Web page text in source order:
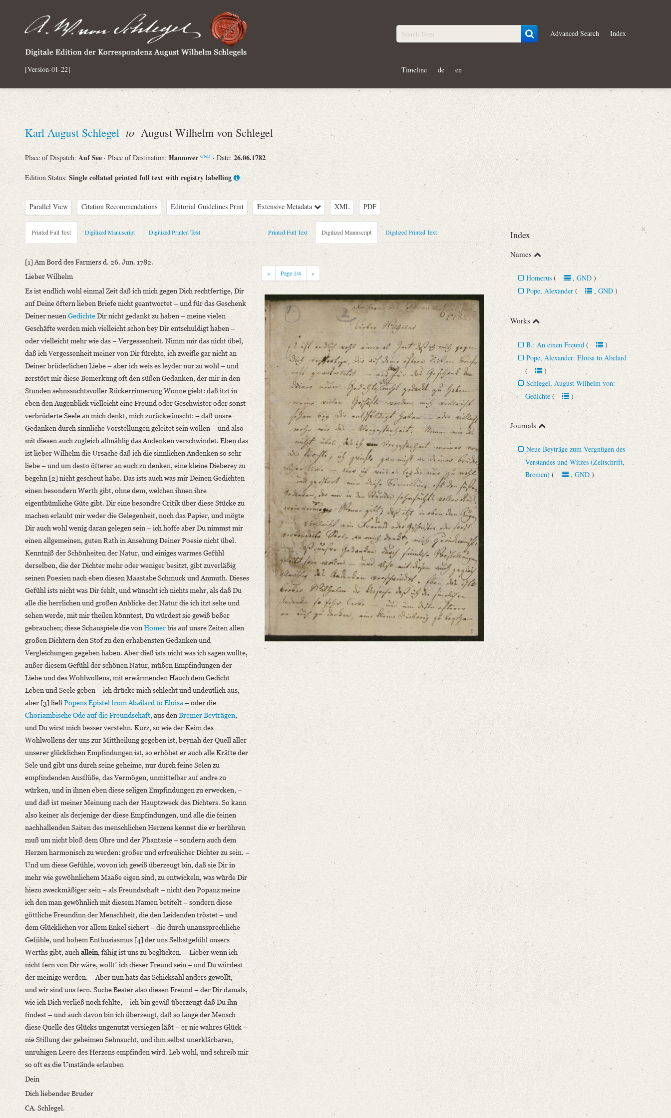
[Version-01-22]
Advanced Search Index
Timeline de en
Karl August Schlegel to August Wilhelm von Schlegel
Place of Dispatch: Auf See · Place of Destination: Hannover GND · Date: 26.06.1782
Edition Status: Single collated printed full text with registry labelling
Parallel View Citation Recommendations Editorial Guidelines Print Extensive Metadata XML PDF
Metadata Concerning Header
Sender: Karl August Schlegel
Recipient: August Wilhelm von Schlegel
Place of Dispatch: Auf See
Place of Destination: Hannover
Date: 26.06.1782
Notations: Empfangsort erschlossen.
Printed Text
Provider: Dresden, Sächsische Landesbibliothek - Staats- und Universitätsbibliothek
OAI Id: 362895996
Bibliography: Walzel, Oskar: Neue Quellen zur Geschichte der älteren romantischen Schule. In: Zeitschrift für die österreichischen Gymnasien 43 (1892), S. 289‒291.
Incipit: „[1] Am Bord des Farmers d. 26. Jun. 1782.
Lieber Wilhelm
Es ist endlich wohl einmal Zeit daß ich mich gegen Dich rechtfertige, [...]“
Manuscript
Provider: Dresden, Sächsische Landesbibliothek - Staats- und Universitätsbibliothek
OAI Id: DE-611-36905
Classification Number: Mscr.Dresd.e.90,XIX,Bd.22,Nr.1
Number of Pages: 4 S. auf Doppelbl., hs. m. U.
Format: 18,7 x 11,6 cm
Language
German
Printed Full Text Digitized Manuscript Digitized Printed Text
[1] Am Bord des Farmers d. 26. Jun. 1782.
Lieber Wilhelm
Es ist endlich wohl einmal Zeit daß ich mich gegen Dich rechtfertige, Dir
auf Deine öftern lieben Briefe nicht geantwortet – und für das Geschenk
Deiner neuenGedichteDir nicht gedankt zu haben – meine vielen
Geschäfte werden mich vielleicht schon bey Dir entschuldigt haben –
oder vielleicht mehr wie das – Vergessenheit. Nimm mir das nicht übel,
daß ich Vergessenheit meiner von Dir fürchte, ich zweifle gar nicht an
Deiner brüderlichen Liebe – aber ich weis es leyder nur zu wohl – und
zerstört mir diese Bemerkung oft den süßen Gedanken, der mir in den
Stunden sehnssuchtsvoller Rückerrinnerung Wonne giebt: daß itzt in
eben den Augenblick vielleicht eine Freund oder Geschwister oder sonst
verbrüderte Seele an mich denkt, mich zurückwünscht: – daß unsre
Gedanken durch sinnliche Vorstellungen geleitet sein wollen – und also
mit diesen auch zugleich allmählig das Andenken verschwindet. Eben das
ist lieber Wilhelm die Ursache daß ich die sinnlichen Andenken so sehr
liebe – und um desto öfterer an euch zu denken, eine kleine Dieberey zu
begehn [2] nicht gescheut habe. Das ists auch was mir Deinen Gedichten
einen besondern Werth gibt, ohne dem, welchen ihnen ihre
eigenthümliche Güte gibt. Dir eine besondre Critik über diese Stücke zu
machen erlaubt mir weder die Gelegenheit, noch das Papier, und mögte
Dir auch wohl wenig daran gelegen sein –ich hoffe aber Du nimmst mir
einen allgemeinen, guten Rath in Ansehung Deiner Poesie nicht übel.
Kenntniß der Schönheiten der Natur, und einiges warmes Gefühl
derselben, die der Dichter mehr oder weniger besitzt, gibt zuverläßig
seinen Poesien nach eben diesen Maastabe Schmuck und Anmuth. Dieses
Gefühl ists nicht was Dir fehlt, und wünscht ich nichts mehr, als daß Du
alle die herrlichen und großen Anblicke der Natur die ich itzt sehe und
sehen werde, mit mir theilen könntest, Du würdest sie gewiß beßer
gebrauchen; diese Schauspiele die vonHomerbis auf unsre Zeiten allen
großen Dichtern den Stof zu den erhabensten Gedanken und
Vergleichungen gegeben haben. Aber dieß ists nicht was ich sagen wollte,
außer diesem Gefühl der schönen Natur, müßen Empfindungen der
Liebe und des Wohlwollens, mit erwärmenden Hauch dem Gedicht
Leben und Seele geben – ich drücke mich schlecht und undeutlich aus,
aber [3] ließPopensEpistel from Abailard to Eloisa – oder die
Choriambische Ode auf die Freundschaft, aus denBremer Beyträgen,
und Du wirst mich besser verstehn. Kurz, so wie der Keim des
Wohlwollens der uns zur Mittheilung gegeben ist, beynah der Quell aller
unserer glücklichen Empfindungen ist, so erhöhet er auch alle Kräfte der
Sele und gibt uns durch seine geheime, nur durch feine Selen zu
empfindenden Ausflüße, das Vermögen, unmittelbar auf andre zu
würken, und in ihnen eben diese seligen Empfindungen zu erwecken, –
und daß ist meiner Meinung nach der Hauptzweck des Dichters. So kann
also keiner als derjenige der diese Empfindungen, und alle die feinen
nachhallenden Saiten des menschlichen Herzens kennet die er berühren
muß um nicht bloß dem Ohre und der Phantasie – sondern auch dem
Herzen harmonisch zu werden: großer und erfreulicher Dichter zu sein. –
Und um diese Gefühle, wovon ich gewiß überzeugt bin, daß sie Dir in
mehr wie gewöhnlichem Maaße eigen sind, zu entwickeln, was würde Dir
hiezu zweckmäßiger sein – als Freundschaft – nicht den Popanz meine
ich den man gewöhnlich mit diesem Namen betitelt – sondern diese
göttliche Freundinn der Menschheit, die den Leidenden tröstet – und
dem Glücklichen vor allem Enkel sichert – die durch unaussprechliche
Gefühle, und hohem Enthusiasmus [4] der uns Selbstgefühl unsers
Werths gibt, auch allein, fähig ist uns zu beglücken. – Lieber wenn ich
nicht fern von Dir wäre, wolltʼ ich dieser Freund sein – und Du würdest
der meinige werden. – Aber nun hats das Schicksahl anders gewollt, –
und wir sind uns fern. Suche Bester also diesen Freund – der Dir damals,
wie ich Dich verließ noch fehlte, – ich bin gewiß überzeugt daß Du ihn
findest – und auch davon bin ich überzeugt, daß so lange der Mensch
diese Quelle des Glücks ungenutzt versiegen läßt – er nie wahres Glück –
nie Stillung der geheimen Sehnsucht, und ihm selbst unerklärbaren,
unruhigen Leere des Herzens empfinden wird. Leb wohl, und schreib mir
so oft es die Umstände erlauben
Dein
Dich liebender Bruder
CA. Schlegel.
Printed Full Text Digitized Manuscript Digitized Printed Text
« Page 1/4 »
×
Index
Names
Homerus (, GND)
Pope, Alexander (, GND)
Works
B.: An einen Freund ()
Pope, Alexander: Eloisa to Abelard
()
Schlegel, August Wilhelm von:
Gedichte ()
Journals
Neue Beyträge zum Vergnügen des
Verstandes und Witzes (Zeitschrift,
Bremen) (, GND)